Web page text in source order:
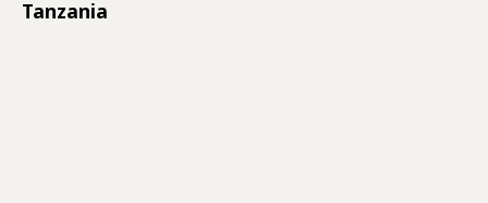
Tanzania